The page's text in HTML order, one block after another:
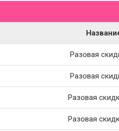
Разовая
Разовая
Разовая
Разовая